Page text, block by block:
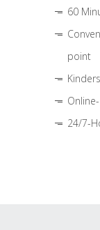
60
point
24/7-